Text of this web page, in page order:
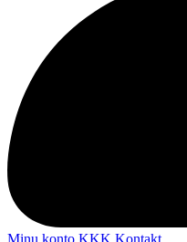
Minu konto KKK Kontakt